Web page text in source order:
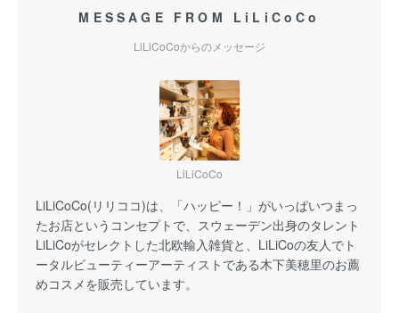
MESSAGE FROM LiLiCoCo
LiLiCoCoからのメッセージ
LiLiCoCo
LiLiCoCo(リリココ)は、「ハッピー！」がいっぱいつまっ
たお店というコンセプトで、スウェーデン出身のタレント
LiLiCoがセレクトした北欧輸入雑貨と、LiLiCoの友人でト
ータルビューティーアーティストである木下美穂里のお薦
めコスメを販売しています。